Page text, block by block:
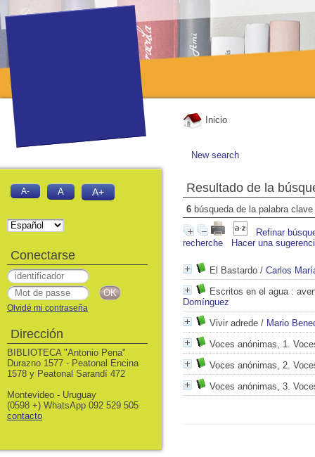
Inicio
New search
Resultado de la
6 búsqueda de la palabra clave
Refinar
recherche
Hacer una
El Bastardo / Carlos
Escritos en el agua:
Domínguez
Vivir adrede / Mario
Voces anónimas, 1.
Voces anónimas, 2.
Voces anónimas, 3.
A- A A+
Conectarse
Olvidé mi contraseña
Dirección
BIBLIOTECA "Antonio Pena"
Durazno 1577 - Peatonal Encina
1578 y Peatonal Sarandí 472
Montevideo - Uruguay
(0598 +) WhatsApp 092 529 505
contacto